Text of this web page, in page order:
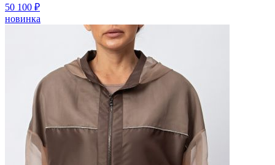
50 100 ₽
новинка